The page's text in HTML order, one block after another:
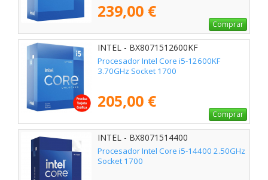
239,00 €
Comprar
INTEL - BX8071512600KF
Procesador Intel Core i5-12600KF
3.70GHz Socket 1700
205,00 €
Comprar
INTEL - BX8071514400
Procesador Intel Core i5-14400 2.50GHz
Socket 1700